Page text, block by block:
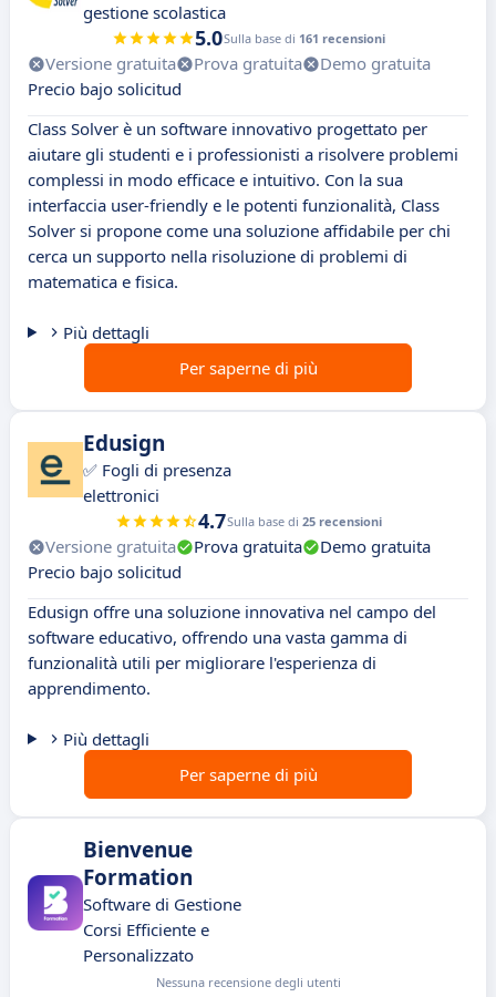
gestione scolastica
5.0Sulla base di 161 recensioni
Versione gratuita Prova gratuita
Demo gratuita
Precio bajo solicitud
Class Solver è un software innovativo progettato per
aiutare gli studenti e i professionisti a risolvere problemi
complessi in modo efficace e intuitivo. Con la sua
interfaccia user-friendly e le potenti funzionalità, Class
Solver si propone come una soluzione affidabile per chi
cerca un supporto nella risoluzione di problemi di
matematica e fisica.
Più dettagli
Per saperne di più
Edusign
✅ Fogli di presenza
elettronici
4.7Sulla base di 25 recensioni
Versione gratuita Prova gratuita
Demo gratuita
Precio bajo solicitud
Edusign offre una soluzione innovativa nel campo del
software educativo, offrendo una vasta gamma di
funzionalità utili per migliorare l'esperienza di
apprendimento.
Più dettagli
Per saperne di più
Bienvenue
Formation
Software di Gestione
Corsi Efficiente e
Personalizzato
Nessuna recensione degli utenti